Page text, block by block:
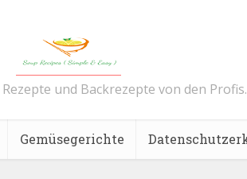
und Backrezepte von den Profis.
Gemüsegerichte